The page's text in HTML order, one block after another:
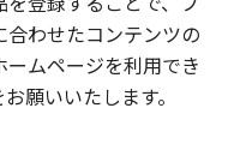
わせたコンテンツの
ムページを利用でき
願いいたします。